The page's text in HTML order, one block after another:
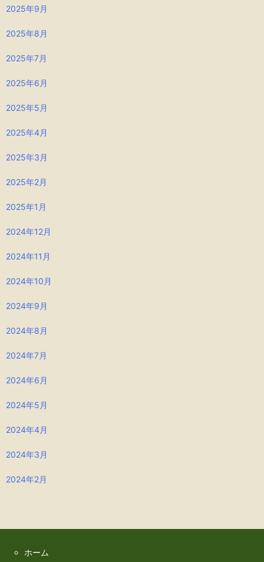
2025年9月
2025年8月
2025年7月
2025年6月
2025年5月
2025年4月
2025年3月
2025年2月
2025年1月
2024年12月
2024年11月
2024年10月
2024年9月
2024年8月
2024年7月
2024年6月
2024年5月
2024年4月
2024年3月
2024年2月
ホーム